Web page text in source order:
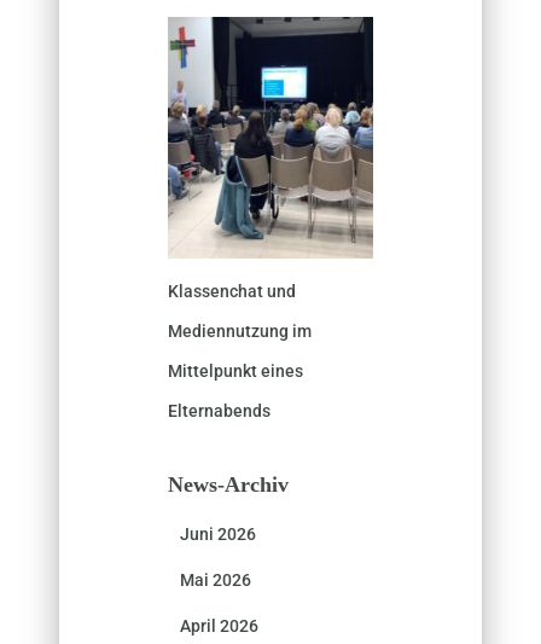
Klassenchat und
Mediennutzung im
Mittelpunkt eines
Elternabends
News-Archiv
Juni 2026
Mai 2026
April 2026